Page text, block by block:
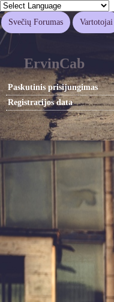
Svečių Forumas Vartotojai
ErvinCab
Paskutinis prisijungimas
Registracijos data